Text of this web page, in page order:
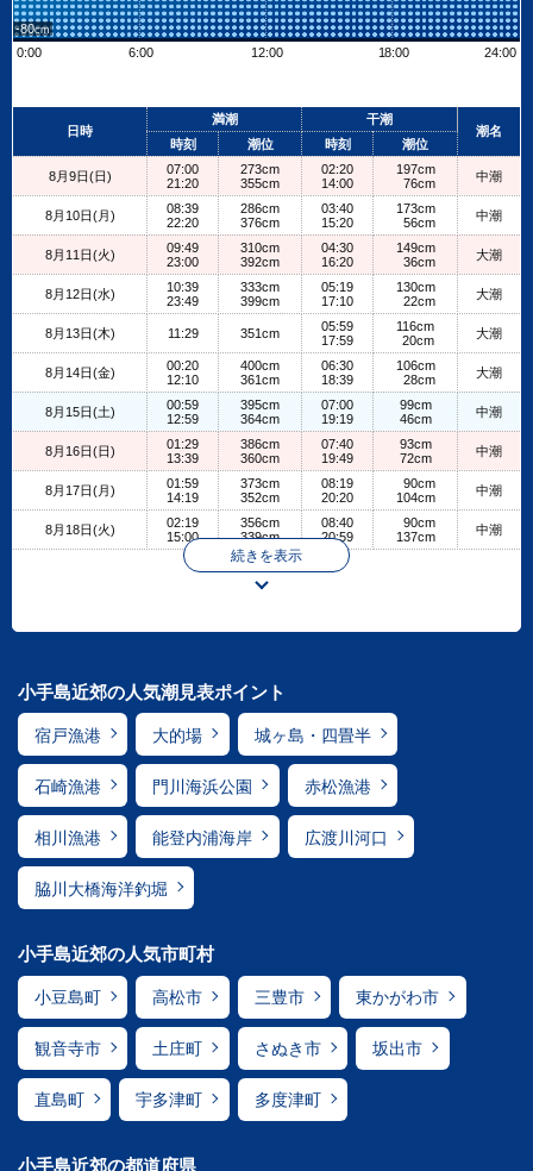
-80
0:00
6:00 12:00 18:00 24:00
+
日時
満潮
干潮
潮名
時刻
潮位 時刻 潮位
8月9日(日)
07:00
21:20
273cm
355cm
02:20
14:00
197cm
76cm
中潮
8月10日(月)
08:39
22:20
286cm
376cm
03:40
15:20
173cm
56cm
中潮
8月11日(火)
09:49
23:00
310cm
392cm
04:30
16:20
149cm
36cm
大潮
8月12日(水)
10:39
23:49
333cm
399cm
05:19
17:10
130cm
22cm
大潮
8月13日(木) 11:29 351cm
05:59
17:59
116cm
20cm
大潮
8月14日(金)
00:20
12:10
400cm
361cm
06:30
18:39
106cm
28cm
大潮
8月15日(土)
00:59
12:59
395cm
364cm
07:00
19:19
99cm
46cm
中潮
8月16日(日)
01:29
13:39
386cm
360cm
07:40
19:49
93cm
72cm
中潮
8月17日(月)
01:59
14:19
373cm
352cm
08:19
20:20
90cm
104cm
中潮
8月18日(火)
02:19
15:00
356cm
339cm
08:40
20:59
90cm
137cm
中潮
続きを表示
小手島近郊の人気潮見表ポイント
宿戸漁港 大的場 城ヶ島・四畳半
石崎漁港 門川海浜公園 赤松漁港
相川漁港 能登内浦海岸 広渡川河口
脇川大橋海洋釣堀
小手島近郊の人気市町村
小豆島町 高松市 三豊市 東かがわ市
観音寺市 土庄町 さぬき市 坂出市
直島町 宇多津町 多度津町
小手島近郊の都道府県